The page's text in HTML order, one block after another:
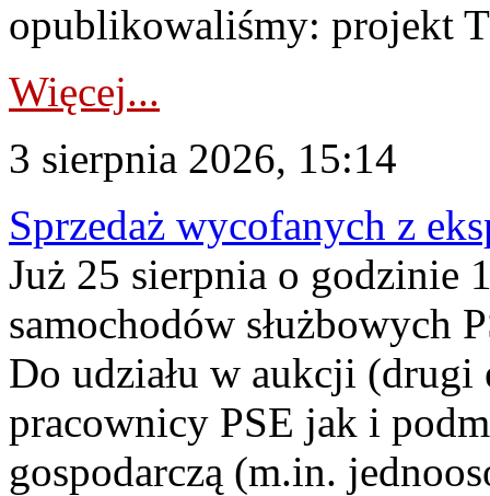
opublikowaliśmy: projekt
Więcej...
3 sierpnia 2026, 15:14
Sprzedaż wycofanych z
Już 25 sierpnia o godzinie
samochodów służbowych
Do udziału w aukcji (drugi
pracownicy PSE jak i
gospodarczą (m.in.